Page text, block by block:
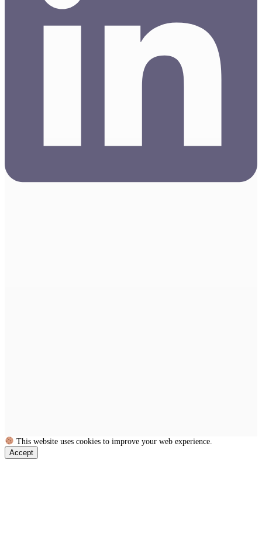
This website uses cookies to improve your web experience.
Accept